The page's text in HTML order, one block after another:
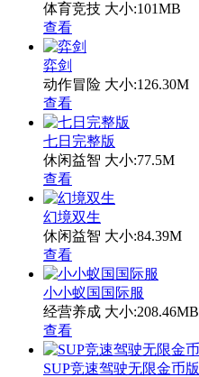
体育竞技 大小:101MB
查看
弈剑
动作冒险 大小:126.30M
查看
七日完整版
休闲益智 大小:77.5M
查看
幻境双生
休闲益智 大小:84.39M
查看
小小蚁国国际服
经营养成 大小:208.46MB
查看
SUP竞速驾驶无限金币版